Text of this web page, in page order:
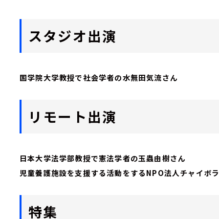
スタジオ出演
国学院大学教授で社会学者の水無田気流さん
リモート出演
日本大学法学部教授で憲法学者の玉蟲由樹さん
児童養護施設を支援する活動をするNPO法人チャイボ
特集